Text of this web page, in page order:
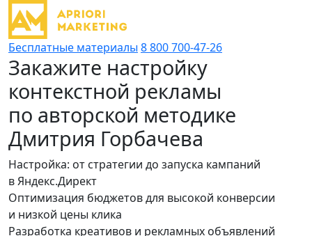
Бесплатные материалы 8 800 700-47-26
Закажите настройку
контекстной рекламы
по авторской методике
Дмитрия Горбачева
Настройка: от стратегии до запуска кампаний
в Яндекс.Директ
Оптимизация бюджетов для высокой конверсии
и низкой цены клика
Разработка креативов и рекламных объявлений